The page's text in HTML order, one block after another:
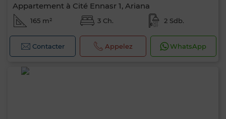
Appartement à Cité Ennasr 1, Ariana
165 m² 3 Ch. 2 Sdb.
Contacter Appelez WhatsApp